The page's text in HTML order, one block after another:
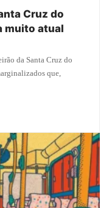
Cruz do
muito atual
da Santa Cruz do
que,